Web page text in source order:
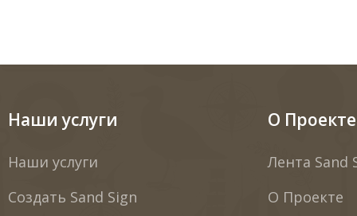
Наши услуги
Наши услуги
Создать Sand Sign
О Проекте
Лента Sand
О Проекте